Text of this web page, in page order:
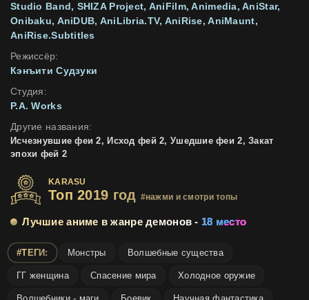
Studio Band
SHIZA Project AniFilm Animedia AniStar
Onibaku AniDUB AniLibria.TV AniRise AniMaunt
AniRise.Subtitles
Режиссёр:
Кэнъити Судзуки
Студия:
P.A. Works
Другие названия:
Исчезнувшие феи 2, Исход фей 2, Ушедшие феи 2, Закат
эпохи фей 2
KARASU
Топ 2019 год #нажми и смотри топы
Лучшие аниме в жанре демонов - 18 место
#ТЕГИ: Монстры Волшебные существа
ГГ женщина Спасение мира Холодное оружие